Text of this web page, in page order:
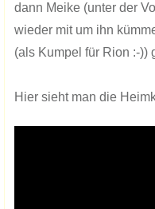
dann Meike (unter der
wieder mit um ihn
(als Kumpel für Rion :-))
Hier sieht man die